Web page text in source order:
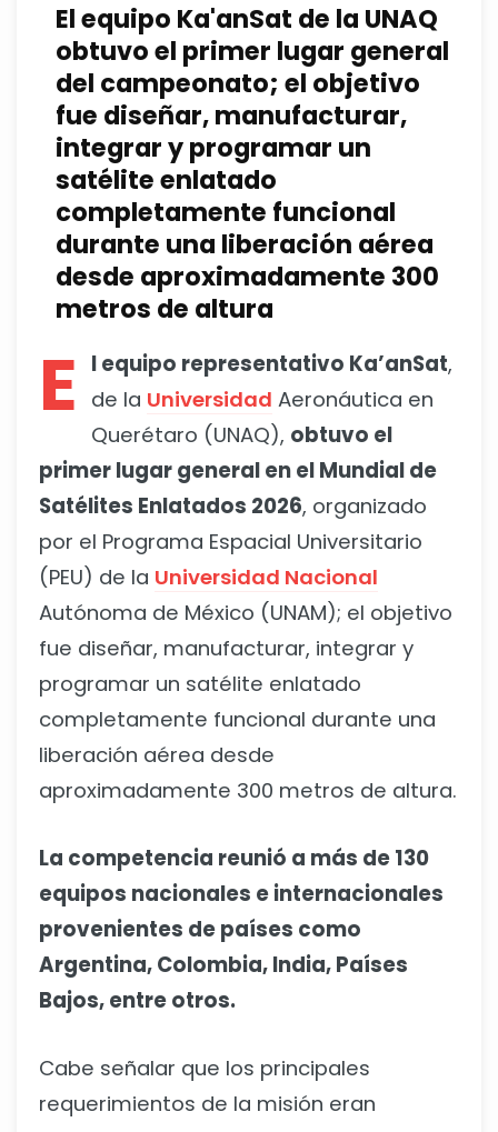
El equipo Ka'anSat de la UNAQ
obtuvo el primer lugar general
del campeonato; el objetivo
fue diseñar, manufacturar,
integrar y programar un
satélite enlatado
completamente funcional
durante una liberación aérea
desde aproximadamente 300
metros de altura
E l equipo representativo Ka’anSat,
de la Universidad Aeronáutica en
Querétaro (UNAQ), obtuvo el
primer lugar general en el Mundial de
Satélites Enlatados 2026, organizado
por el Programa Espacial Universitario
(PEU) de la Universidad Nacional
Autónoma de México (UNAM); el objetivo
fue diseñar, manufacturar, integrar y
programar un satélite enlatado
completamente funcional durante una
liberación aérea desde
aproximadamente 300 metros de altura.
La competencia reunió a más de 130
equipos nacionales e internacionales
provenientes de países como
Argentina, Colombia, India, Países
Bajos, entre otros.
Cabe señalar que los principales
requerimientos de la misión eran